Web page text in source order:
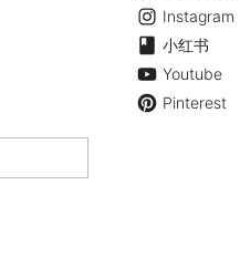
Instagram
小红书
Youtube
Pinterest